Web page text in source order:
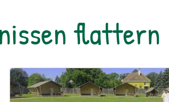
flattern